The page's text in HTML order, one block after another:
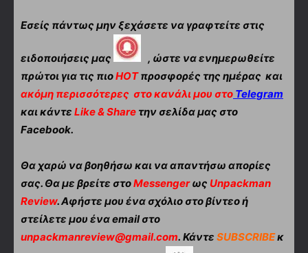
Εσείς πάντως μην ξεχάσετε να γραφτείτε στις
ειδοποιήσεις μας
, ώστε να ενημερωθείτε
πρώτοι για τις πιοHOTπροσφορές της ημέρας και
ακόμη περισσότερες στο κανάλι μου στο Telegram
και κάντε Like & Share την σελίδα μας στο
Facebook.
Θα χαρώ να βοηθήσω και να απαντήσω απορίες
σας. Θα με βρείτε στοMessengerως Unpackman
Review. Αφήστε μου ένα σχόλιο στο βίντεο ή
στείλετε μου ένα email στο
unpackmanreview@gmail.com. Κάντε SUBSCRIBEκ